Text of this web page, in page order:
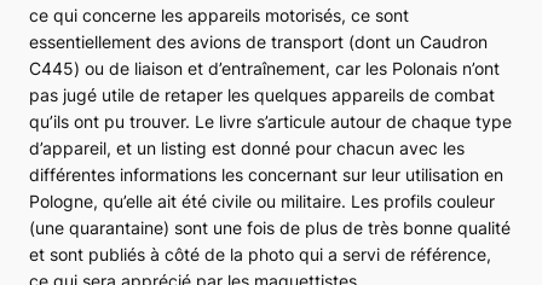
ce qui concerne les appareils motorisés, ce sont
essentiellement des avions de transport (dont un Caudron
C445) ou de liaison et d’entraînement, car les Polonais n’ont
pas jugé utile de retaper les quelques appareils de combat
qu’ils ont pu trouver. Le livre s’articule autour de chaque type
d’appareil, et un listing est donné pour chacun avec les
différentes informations les concernant sur leur utilisation en
Pologne, qu’elle ait été civile ou militaire. Les profils couleur
(une quarantaine) sont une fois de plus de très bonne qualité
et sont publiés à côté de la photo qui a servi de référence,
ce qui sera apprécié par les maquettistes.